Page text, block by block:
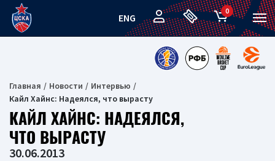
ENG
0
Главная Новости
Интервью
Кайл Хайнс: Надеялся, что вырасту
КАЙЛ ХАЙНС: НАДЕЯЛСЯ,
ЧТО ВЫРАСТУ
30.06.2013